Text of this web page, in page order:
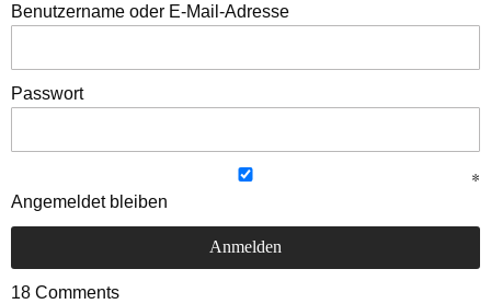
Benutzername oder E-Mail-Adresse
Passwort
Angemeldet bleiben
18 Comments